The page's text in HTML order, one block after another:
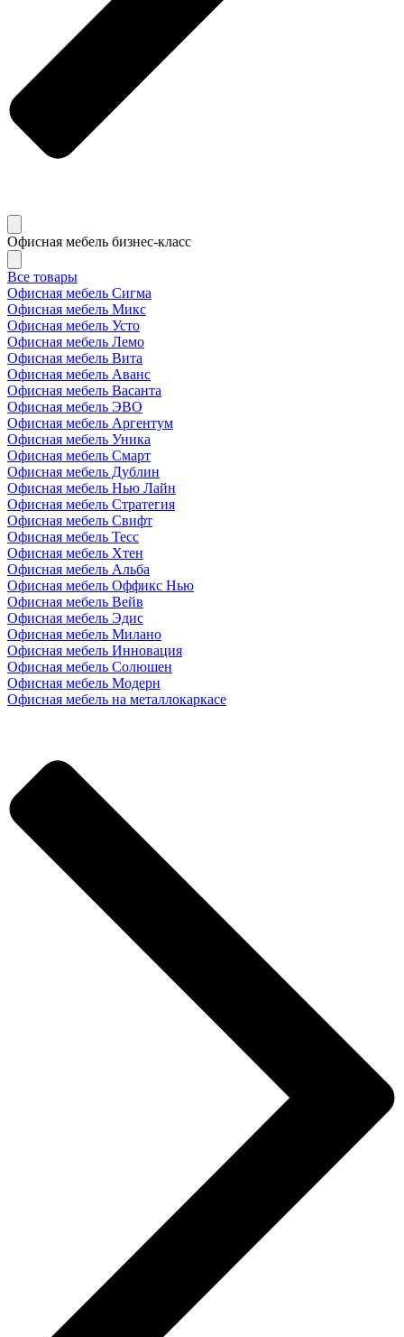
Офисная мебель бизнес-класс
Все товары
Офисная мебель Сигма
Офисная мебель Микс
Офисная мебель Усто
Офисная мебель Лемо
Офисная мебель Вита
Офисная мебель Аванс
Офисная мебель Васанта
Офисная мебель ЭВО
Офисная мебель Аргентум
Офисная мебель Уника
Офисная мебель Смарт
Офисная мебель Дублин
Офисная мебель Нью Лайн
Офисная мебель Стратегия
Офисная мебель Свифт
Офисная мебель Тесс
Офисная мебель Хтен
Офисная мебель Альба
Офисная мебель Оффикс Нью
Офисная мебель Вейв
Офисная мебель Эдис
Офисная мебель Милано
Офисная мебель Инновация
Офисная мебель Солюшен
Офисная мебель Модерн
Офисная мебель на металлокаркасе